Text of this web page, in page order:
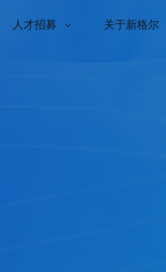
人才招募  关于新格尔